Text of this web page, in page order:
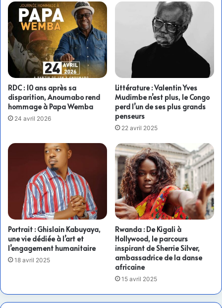
RDC : 10 ans après sa
disparition, Anoumabo rend
hommage à Papa Wemba
24 avril 2026
Littérature : Valentin Yves
Mudimbe n’est plus, le Congo
perd l’un de ses plus grands
penseurs
22 avril 2025
Portrait : Ghislain Kabuyaya,
une vie dédiée à l’art et
l’engagement humanitaire
18 avril 2025
Rwanda : De Kigali à
Hollywood, le parcours
inspirant de Sherrie Silver,
ambassadrice de la danse
africaine
15 avril 2025